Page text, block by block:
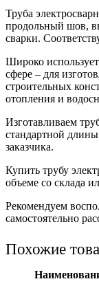
Труба
продольный шов,
сварки.
Широко
сфере – для
строительных
отопления и
Изготавливаем
стандартной
заказчика.
Купить трубу
объеме со склада
Рекомендуем
самостоятельно
Похожие